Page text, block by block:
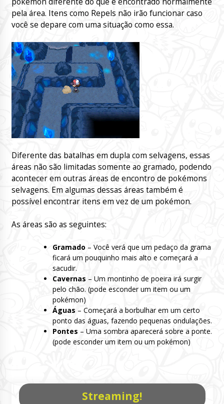
pela área. Itens como Repels não irão funcionar caso
você se depare com uma situação como essa.
Diferente das batalhas em dupla com selvagens, essas
áreas não são limitadas somente ao gramado, podendo
acontecer em outras áreas de encontro de pokémons
selvagens. Em algumas dessas áreas também é
possível encontrar itens em vez de um pokémon.
As áreas são as seguintes:
Gramado – Você verá que um pedaço da grama
ficará um pouquinho mais alto e começará a
sacudir.
Cavernas – Um montinho de poeira irá surgir
pelo chão. (pode esconder um item ou um
pokémon)
Águas – Começará a borbulhar em um certo
ponto das águas, fazendo pequenas ondulações.
Pontes – Uma sombra aparecerá sobre a ponte.
(pode esconder um item ou um pokémon)
Streaming!